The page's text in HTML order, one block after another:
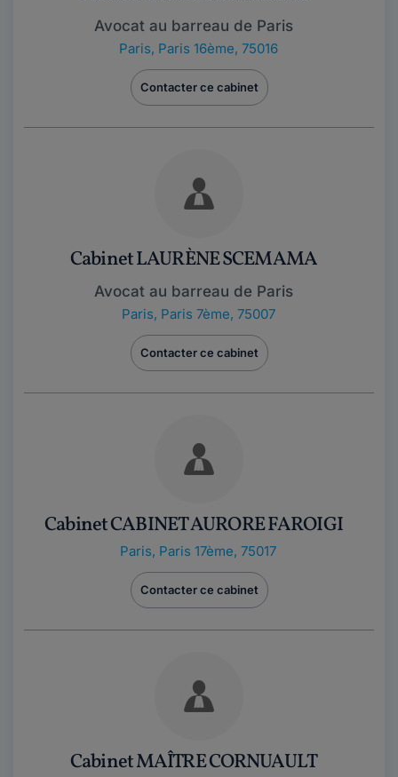
Avocat au barreau de Paris
Paris, Paris 16ème, 75016
Contacter ce cabinet
Cabinet LAURÈNE SCEMAMA
Avocat au barreau de Paris
Paris, Paris 7ème, 75007
Contacter ce cabinet
Cabinet CABINET AURORE FAROIGI
Paris, Paris 17ème, 75017
Contacter ce cabinet
Cabinet MAÎTRE CORNUAULT